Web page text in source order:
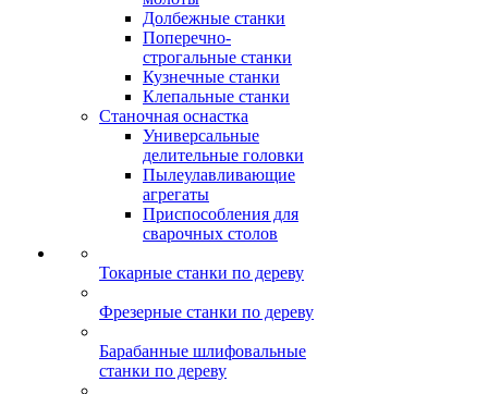
Долбежные станки
Поперечно-
строгальные станки
Кузнечные станки
Клепальные станки
Станочная оснастка
Универсальные
делительные головки
Пылеулавливающие
агрегаты
Приспособления для
сварочных столов
Токарные станки по дереву
Фрезерные станки по дереву
Барабанные шлифовальные
станки по дереву